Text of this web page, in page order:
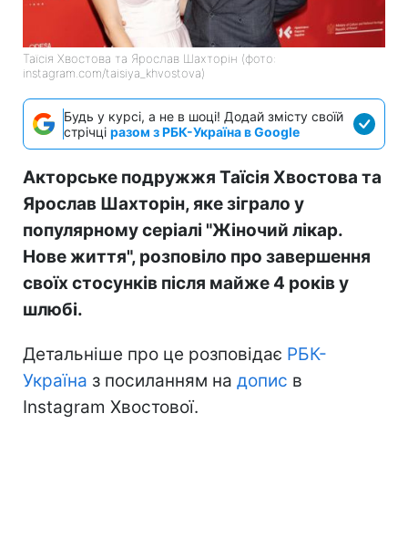
Таїсія Хвостова та Ярослав Шахторін (фото:
instagram.com/taisiya_khvostova)
Будь у курсі, а не в шоці! Додай змісту своїй
стрічці разом з РБК-Україна в Google
Акторське подружжя Таїсія Хвостова та
Ярослав Шахторін, яке зіграло у
популярному серіалі "Жіночий лікар.
Нове життя", розповіло про завершення
своїх стосунків після майже 4 років у
шлюбі.
Детальніше про це розповідає РБК-
Україна з посиланням на допис в
Instagram Хвостової.